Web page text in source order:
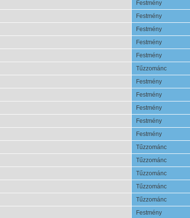
Festmény
Festmény
Festmény
Festmény
Festmény
Tűzzománc
Festmény
Festmény
Festmény
Festmény
Festmény
Tűzzománc
Tűzzománc
Tűzzománc
Tűzzománc
Tűzzománc
Festmény